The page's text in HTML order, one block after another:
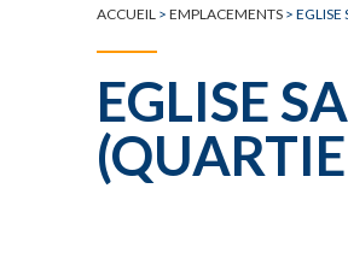
ACCUEIL > EMPLACEMENTS >
EGLISE